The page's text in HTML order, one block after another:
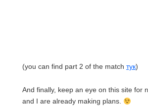
(you can find part 2 of the match тук)
And finally, keep an eye on this site for
and I are already making plans.